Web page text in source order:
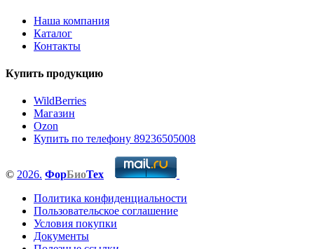
Наша компания
Каталог
Контакты
Купить продукцию
WildBerries
Магазин
Ozon
Купить по телефону 89236505008
© 2026. ФорБиоТех
Политика конфиденциальности
Пользовательское соглашение
Условия покупки
Документы